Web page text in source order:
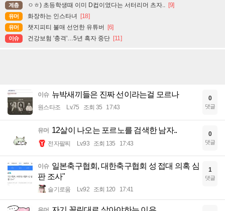
계층 ㅇㅎ) 초등학생때 이미 D컵이였다는 서터리머 츠자.. [9]
유머 화장하는 인스타녀 [18]
유머 챗지피티 불매 선언한 유튜버 [6]
이슈 건강보험 '충격'…5년 흑자 중단 [11]
이슈 뉴박새끼들은 진짜 선이라는걸 모르나
원스타조 Lv.75 조회 35 17:43
0
댓글
유머 12살이 나오는 포르노를 검색한 남자..
전자팔찌 Lv.93 조회 135 17:43
0
댓글
이슈 일본축구협회, 대한축구협회 성 접대 의혹 심
판 조사"
슬기로움 Lv.92 조회 120 17:41
1
댓글